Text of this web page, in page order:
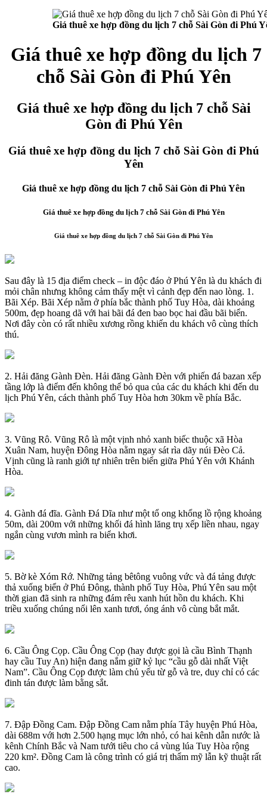
Giá thuê xe hợp đồng du lịch 7 chỗ Sài Gòn đi Phú
Giá thuê xe hợp đồng du lịch 7
chỗ Sài Gòn đi Phú Yên
Giá thuê xe hợp đồng du lịch 7 chỗ Sài
Gòn đi Phú Yên
Giá thuê xe hợp đồng du lịch 7 chỗ Sài Gòn đi Phú
Yên
Giá thuê xe hợp đồng du lịch 7 chỗ Sài Gòn đi Phú Yên
Giá thuê xe hợp đồng du lịch 7 chỗ Sài Gòn đi Phú Yên
Giá thuê xe hợp đồng du lịch 7 chỗ Sài Gòn đi Phú Yên
Sau đây là 15 địa điểm check – in độc đáo ở Phú Yên là du khách đi
mỏi chân nhưng không cảm thấy mệt vì cảnh đẹp đến nao lòng. 1.
Bãi Xép. Bãi Xép nằm ở phía bắc thành phố Tuy Hòa, dài khoảng
500m, đẹp hoang dã với hai bãi đá đen bao bọc hai đầu bãi biển.
Nơi đây còn có rất nhiều xương rồng khiến du khách vô cùng thích
thú.
2. Hải đăng Gành Đèn. Hải đăng Gành Đèn với phiến đá bazan xếp
tầng lớp là điểm đến không thể bỏ qua của các du khách khi đến du
lịch Phú Yên, cách thành phố Tuy Hòa hơn 30km về phía Bắc.
3. Vũng Rô. Vũng Rô là một vịnh nhỏ xanh biếc thuộc xã Hòa
Xuân Nam, huyện Đông Hòa nằm ngay sát rìa dãy núi Đèo Cả.
Vịnh cũng là ranh giới tự nhiên trên biển giữa Phú Yên với Khánh
Hòa.
4. Gành đá đĩa. Gành Đá Dĩa như một tổ ong khổng lồ rộng khoảng
50m, dài 200m với những khối đá hình lăng trụ xếp liền nhau, ngay
ngắn cùng vươn mình ra biển khơi.
5. Bờ kè Xóm Rớ. Những tảng bêtông vuông vức và đá tảng được
thả xuống biển ở Phú Đông, thành phố Tuy Hòa, Phú Yên sau một
thời gian đã sinh ra những đám rêu xanh hút hồn du khách. Khi
triều xuống chúng nổi lên xanh tươi, óng ánh vô cùng bắt mắt.
6. Cầu Ông Cọp. Cầu Ông Cọp (hay được gọi là cầu Bình Thạnh
hay cầu Tuy An) hiện đang nắm giữ kỷ lục “cầu gỗ dài nhất Việt
Nam”. Cầu Ông Cọp được làm chủ yếu từ gỗ và tre, duy chỉ có các
đinh tán được làm bằng sắt.
7. Đập Đồng Cam. Đập Đồng Cam nằm phía Tây huyện Phú Hòa,
dài 688m với hơn 2.500 hạng mục lớn nhỏ, có hai kênh dẫn nước là
kênh Chính Bắc và Nam tưới tiêu cho cả vùng lúa Tuy Hòa rộng
220 km². Đồng Cam là công trình có giá trị thẩm mỹ lẫn kỹ thuật rất
cao.